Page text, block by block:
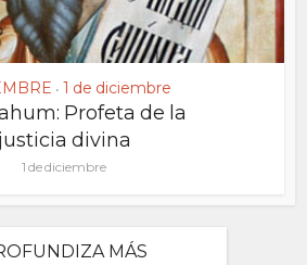
• 1 de diciembre
Profeta de la
justicia divina
1 de diciembre
MÁS